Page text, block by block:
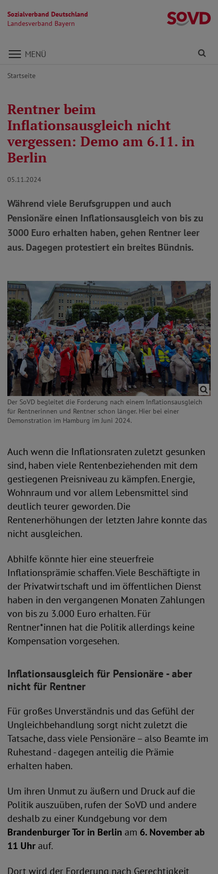
Sozialverband Deutschland
Landesverband Bayern
Direkt zu den Inhalten springen
MENÜ
Startseite
Rentner beim
Inflationsausgleich nicht
vergessen: Demo am 6.11. in
Berlin
05.11.2024
Während viele Berufsgruppen und auch
Pensionäre einen Inflationsausgleich von bis zu
3000 Euro erhalten haben, gehen Rentner leer
aus. Dagegen protestiert ein breites Bündnis.
Der SoVD begleitet die Forderung nach einem Inflationsausgleich
für Rentnerinnen und Rentner schon länger. Hier bei einer
Demonstration im Hamburg im Juni 2024.
Auch wenn die Inflationsraten zuletzt gesunken
sind, haben viele Rentenbeziehenden mit dem
gestiegenen Preisniveau zu kämpfen. Energie,
Wohnraum und vor allem Lebensmittel sind
deutlich teurer geworden. Die
Rentenerhöhungen der letzten Jahre konnte das
nicht ausgleichen.
Abhilfe könnte hier eine steuerfreie
Inflationsprämie schaffen. Viele Beschäftigte in
der Privatwirtschaft und im öffentlichen Dienst
haben in den vergangenen Monaten Zahlungen
von bis zu 3.000 Euro erhalten. Für
Rentner*innen hat die Politik allerdings keine
Kompensation vorgesehen.
Inflationsausgleich für Pensionäre - aber
nicht für Rentner
Für großes Unverständnis und das Gefühl der
Ungleichbehandlung sorgt nicht zuletzt die
Tatsache, dass viele Pensionäre – also Beamte im
Ruhestand - dagegen anteilig die Prämie
erhalten haben.
Um ihren Unmut zu äußern und Druck auf die
Politik auszuüben, rufen der SoVD und andere
deshalb zu einer Kundgebung vor dem
Brandenburger Tor in Berlin am 6. November ab
11 Uhr auf.
Dort wird der Forderung nach Gerechtigkeit